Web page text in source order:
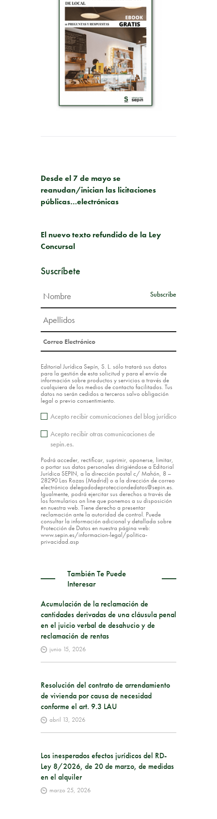
Desde el 7 de mayo se
reanudan/inician las licitaciones
públicas…electrónicas
El nuevo texto refundido de la Ley
Concursal
Suscríbete
Editorial Jurídica Sepín, S. L. sólo tratará sus datos
para la gestión de esta solicitud y para el envío de
información sobre productos y servicios a través de
cualquiera de los medios de contacto facilitados. Tus
datos no serán cedidos a terceros salvo obligación
legal o previo consentimiento.
Acepto recibir comunicaciones del blog jurídico
Acepto recibir otras comunicaciones de
sepin.es.
Podrá acceder, rectificar, suprimir, oponerse, limitar,
o portar sus datos personales dirigiéndose a Editorial
Jurídica SEPIN, a la dirección postal c/ Mahón, 8 –
28290 Las Rozas (Madrid) o a la dirección de correo
electrónico delegadodeprotecciondedatos@sepin.es.
Igualmente, podrá ejercitar sus derechos a través de
los formularios on line que ponemos a su disposición
en nuestra web. Tiene derecho a presentar
reclamación ante la autoridad de control. Puede
consultar la información adicional y detallada sobre
Protección de Datos en nuestra página web:
www.sepin.es/informacion-legal/politica-
privacidad.asp
También Te Puede
Interesar
Acumulación de la reclamación de
cantidades derivadas de una cláusula penal
en el juicio verbal de desahucio y de
reclamación de rentas
junio 15, 2026
Resolución del contrato de arrendamiento
de vivienda por causa de necesidad
conforme el art. 9.3 LAU
abril 13, 2026
Los inesperados efectos jurídicos del RD-
Ley 8/2026, de 20 de marzo, de medidas
en el alquiler
marzo 25, 2026